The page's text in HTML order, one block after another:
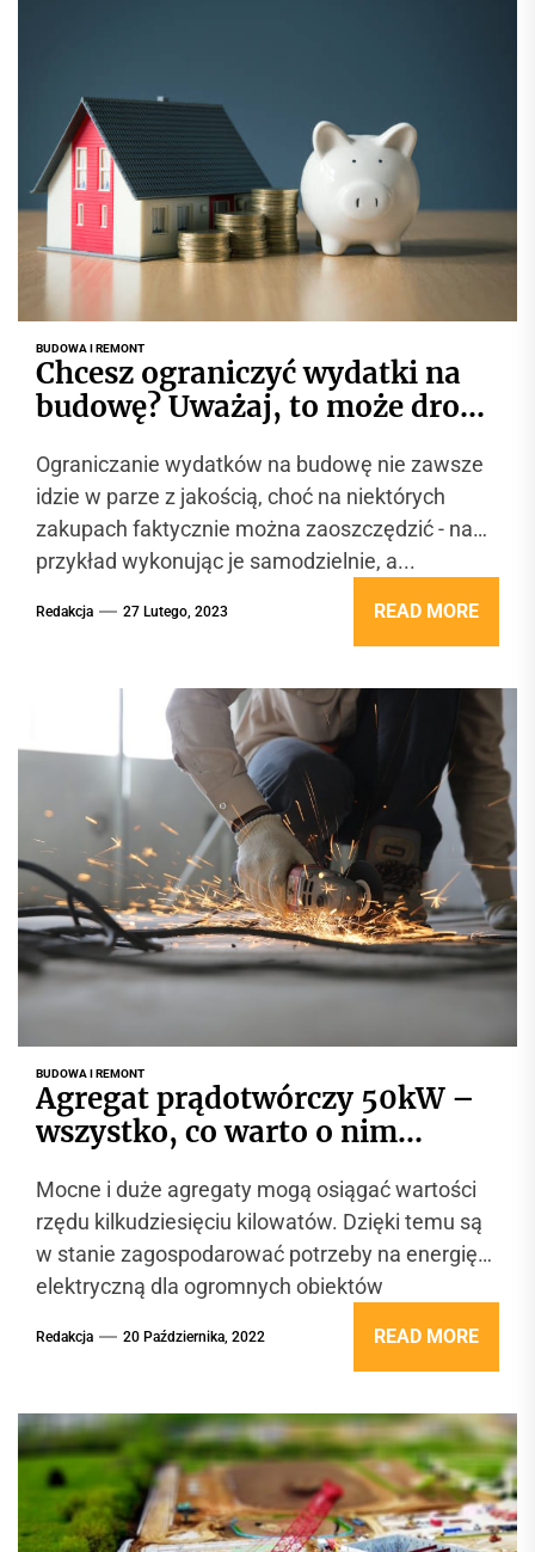
BUDOWA I REMONT
Chcesz ograniczyć wydatki na
budowę? Uważaj, to może drogo
Ograniczanie wydatków na budowę nie zawsze
idzie w parze z jakością, choć na niektórych
zakupach faktycznie można zaoszczędzić - na
przykład wykonując je samodzielnie, a...
Redakcja 27 Lutego, 2023 READ MORE
BUDOWA I REMONT
Agregat prądotwórczy 50kW –
wszystko, co warto o nim
Mocne i duże agregaty mogą osiągać wartości
rzędu kilkudziesięciu kilowatów. Dzięki temu są
w stanie zagospodarować potrzeby na energię
elektryczną dla ogromnych obiektów
Redakcja 20 Października, 2022 READ MORE